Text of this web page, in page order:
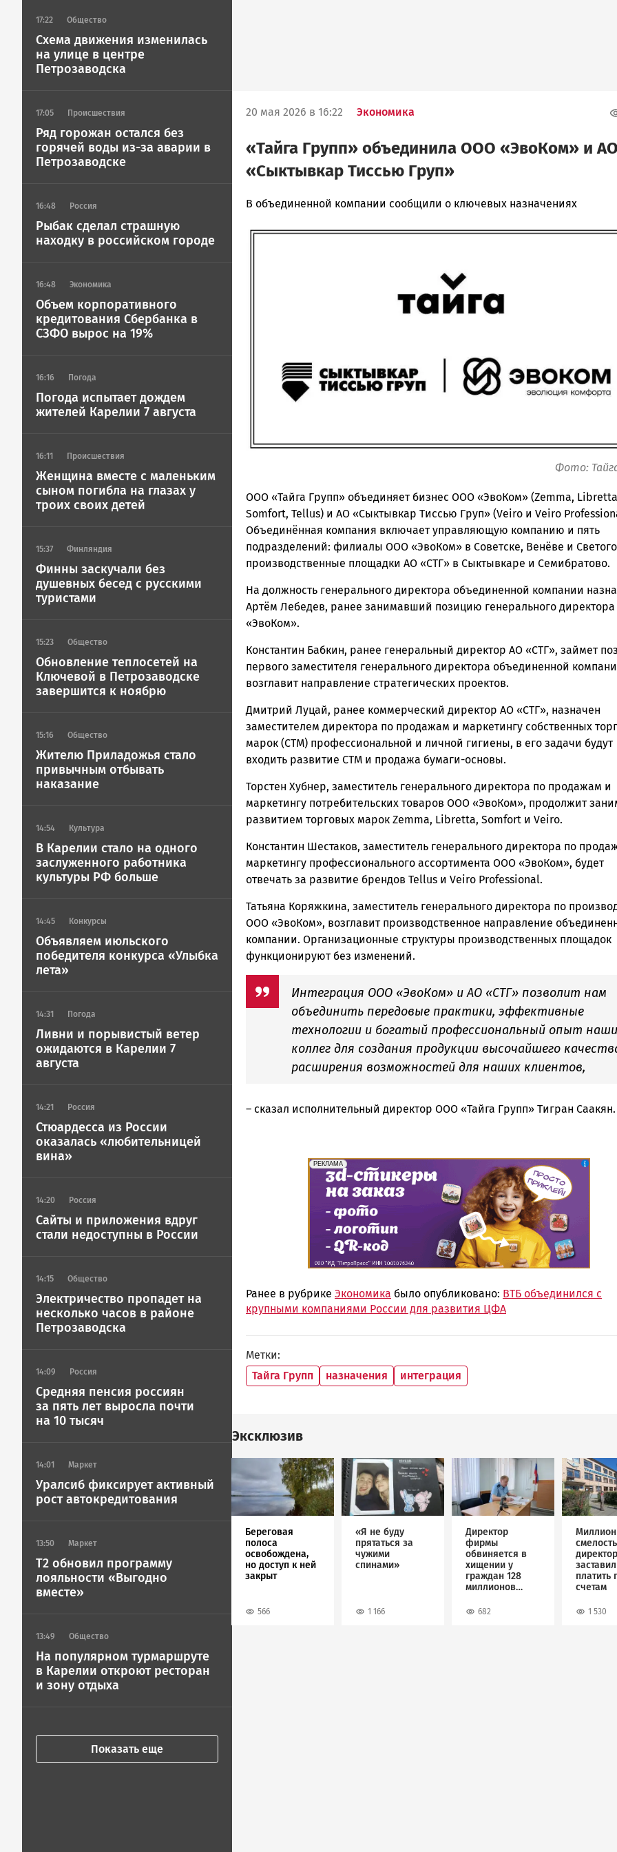
17:22 Общество
Схема движения изменилась
на улице в центре
Петрозаводска
17:05 Происшествия
Ряд горожан остался без
горячей воды из-за аварии в
Петрозаводске
16:48 Россия
Рыбак сделал страшную
находку в российском городе
16:48 Экономика
Объем корпоративного
кредитования Сбербанка в
СЗФО вырос на 19%
16:16 Погода
Погода испытает дождем
жителей Карелии 7 августа
16:11 Происшествия
Женщина вместе с маленьким
сыном погибла на глазах у
троих своих детей
15:37 Финляндия
Финны заскучали без
душевных бесед с русскими
туристами
15:23 Общество
Обновление теплосетей на
Ключевой в Петрозаводске
завершится к ноябрю
15:16 Общество
Жителю Приладожья стало
привычным отбывать
наказание
14:54 Культура
В Карелии стало на одного
заслуженного работника
культуры РФ больше
14:45 Конкурсы
Объявляем июльского
победителя конкурса «Улыбка
лета»
14:31 Погода
Ливни и порывистый ветер
ожидаются в Карелии 7
августа
14:21 Россия
Стюардесса из России
оказалась «любительницей
вина»
14:20 Россия
Сайты и приложения вдруг
стали недоступны в России
14:15 Общество
Электричество пропадет на
несколько часов в районе
Петрозаводска
14:09 Россия
Средняя пенсия россиян
за пять лет выросла почти
на 10 тысяч
14:01 Маркет
Уралсиб фиксирует активный
рост автокредитования
13:50 Маркет
T2 обновил программу
лояльности «Выгодно
вместе»
13:49 Общество
На популярном турмаршруте
в Карелии откроют ресторан
и зону отдыха
Показать еще
20 мая 2026 в 16:22 Экономика
«Тайга Групп» объединила ООО «ЭвоКом» и АО
«Сыктывкар Тиссью Груп»
Ольга
Новости
В объединенной компании сообщили о ключевых назначениях
Image
Фото:
ООО «Тайга Групп» объединяет бизнес ООО «ЭвоКом» (Zemma,
Somfort, Tellus) и АО «Сыктывкар Тиссью Груп» (Veiro и Veiro
Объединённая компания включает управляющую компанию и пять
подразделений: филиалы ООО «ЭвоКом» в Советске, Венёве и
производственные площадки АО «СТГ» в Сыктывкаре и Семибратово.
На должность генерального директора объединенной компании
Артём Лебедев, ранее занимавший позицию генерального
«ЭвоКом».
Константин Бабкин, ранее генеральный директор АО «СТГ», займет
первого заместителя генерального директора объединенной
возглавит направление стратегических проектов.
Дмитрий Луцай, ранее коммерческий директор АО «СТГ», назначен
заместителем директора по продажам и маркетингу собственных
марок (СТМ) профессиональной и личной гигиены, в его задачи будут
входить развитие СТМ и продажа бумаги-основы.
Торстен Хубнер, заместитель генерального директора по продажам и
маркетингу потребительских товаров ООО «ЭвоКом», продолжит
развитием торговых марок Zemma, Libretta, Somfort и Veiro.
Константин Шестаков, заместитель генерального директора по
маркетингу профессионального ассортимента ООО «ЭвоКом», будет
отвечать за развитие брендов Tellus и Veiro Professional.
Татьяна Коряжкина, заместитель генерального директора по
ООО «ЭвоКом», возглавит производственное направление
компании. Организационные структуры производственных площадок
функционируют без изменений.
Интеграция ООО «ЭвоКом» и АО «СТГ» позволит нам
объединить передовые практики, эффективные
технологии и богатый профессиональный опыт
коллег для создания продукции высочайшего
расширения возможностей для наших клиентов,
– сказал исполнительный директор ООО «Тайга Групп» Тигран Саакян.
erid: 2SDnjePV7ZG
РЕКЛАМА
Реклама
Ранее в рубрике Экономика было опубликовано: ВТБ объединился с
крупными компаниями России для развития ЦФА
Метки
Тайга Групп
назначения интеграция
Эксклюзив
Береговая
полоса
освобождена,
но доступ к ней
закрыт
566
Image
«Я не буду
прятаться за
чужими
спинами»
1 166
Директор
фирмы
обвиняется в
хищении у
граждан 128
миллионов
682
Image
платить
счетам
1 530